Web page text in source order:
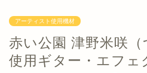
アーティスト使用機材
赤い公園 津野米咲
使用ギター・エフェ